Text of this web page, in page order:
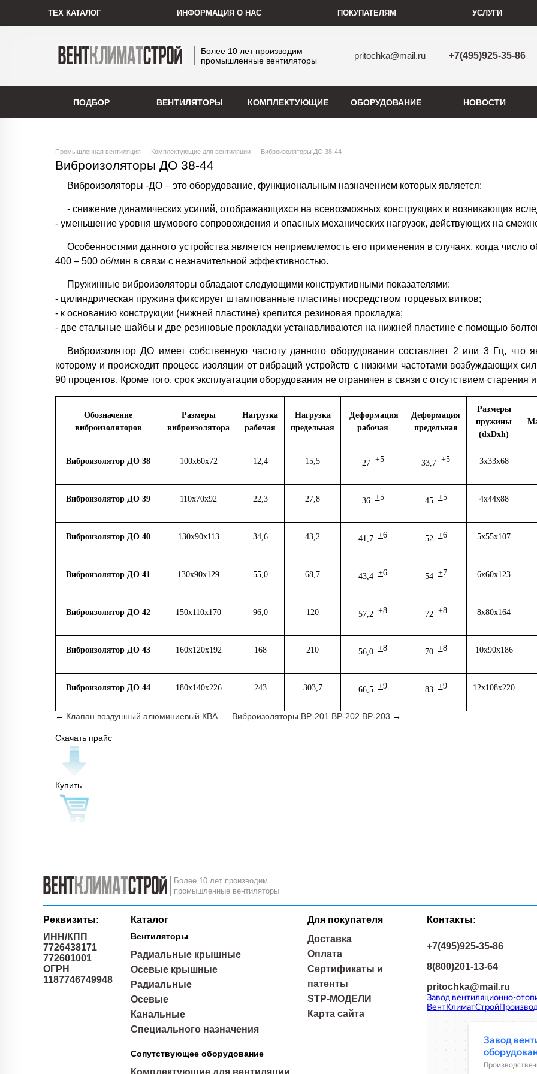
ТЕХ КАТАЛОГ ИНФОРМАЦИЯ О НАС ПОКУПАТЕЛЯМ УСЛУГИ
Более 10 лет производим
промышленные вентиляторы
pritochka@mail.ru +7(495)925-35-86
ПОДБОР ВЕНТИЛЯТОРЫ КОМПЛЕКТУЮЩИЕ ОБОРУДОВАНИЕ НОВОСТИ
Промышленная вентиляция → Комплектующие для вентиляции → Виброизоляторы ДО 38-44
Виброизоляторы ДО 38-44
Виброизоляторы -ДО – это оборудование, функциональным назначением которых является:
- снижение динамических усилий, отображающихся на всевозможных конструкциях и возникающих
- уменьшение уровня шумового сопровождения и опасных механических нагрузок, действующих на
Особенностями данного устройства является неприемлемость его применения в случаях, когда число
400 – 500 об/мин в связи с незначительной эффективностью.
Пружинные виброизоляторы обладают следующими конструктивными показателями:
- цилиндрическая пружина фиксирует штампованные пластины посредством торцевых витков;
- к основанию конструкции (нижней пластине) крепится резиновая прокладка;
- две стальные шайбы и две резиновые прокладки устанавливаются на нижней пластине с помощью
Виброизолятор ДО имеет собственную частоту данного оборудования составляет 2 или 3 Гц, что
которому и происходит процесс изоляции от вибраций устройств с низкими частотами возбуждающих
90 процентов. Кроме того, срок эксплуатации оборудования не ограничен в связи с отсутствием
Обозначение
виброизоляторов
Размеры
виброизолятора
Нагрузка
рабочая
Нагрузка
предельная
Деформация
рабочая
Деформация
предельная
Размеры
пружины
(dxDxh)
Виброизолятор ДО 38 100х60х72 12,4 15,5 27+5 33,7 +5 3х33х68
Виброизолятор ДО 39 110х70х92 22,3 27,8 36+5 45+5 4х44х88
Виброизолятор ДО 40 130х90х113 34,6 43,2 41,7 +6 52+6 5х55х107
Виброизолятор ДО 41 130х90х129 55,0 68,7 43,4 +6 54+7 6х60х123
Виброизолятор ДО 42 150х110х170 96,0 120 57,2 +8 72+8 8х80х164
Виброизолятор ДО 43 160х120х192 168 210 56,0 +8 70+8 10х90х186
Виброизолятор ДО 44 180х140х226 243 303,7 66,5 +9 83+9 12х108х220
← Клапан воздушный алюминиевый КВА Виброизоляторы ВР-201 ВР-202 ВР-203 →
Скачать прайс
Купить
Более 10 лет производим
промышленные вентиляторы
Реквизиты:
ИНН/КПП
7726438171
772601001
ОГРН
1187746749948
Каталог
Вентиляторы
Радиальные крышные
Осевые крышные
Радиальные
Осевые
Канальные
Специального назначения
Сопутствующее оборудование
Комплектующие для вентиляции
Для покупателя
Доставка
Оплата
Сертификаты и
патенты
STP-МОДЕЛИ
Карта сайта
Контакты:
+7(495)925-35-86
8(800)201-13-64
pritochka@mail.ru
Завод вентиляционно-
Производственное
Системы вентиляции в Москве